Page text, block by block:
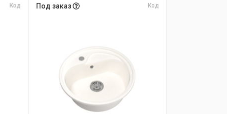
Код Под заказ Код